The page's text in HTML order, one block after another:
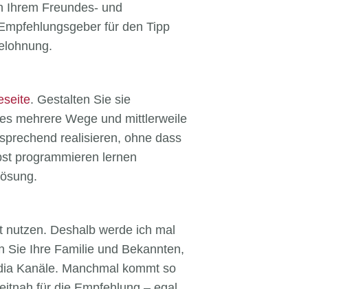
Ihrem Freundes- und
für den Tipp
. Gestalten Sie sie
mehrere Wege und mittlerweile
realisieren, ohne dass
programmieren lernen
Deshalb werde ich mal
Sie Ihre Familie und Bekannten,
Kanäle. Manchmal kommt so